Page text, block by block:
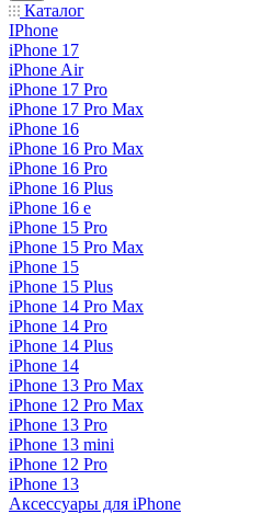
Каталог
IPhone
iPhone 17
iPhone Air
iPhone 17 Pro
iPhone 17 Pro Max
iPhone 16
iPhone 16 Pro Max
iPhone 16 Pro
iPhone 16 Plus
iPhone 16 e
iPhone 15 Pro
iPhone 15 Pro Max
iPhone 15
iPhone 15 Plus
iPhone 14 Pro Max
iPhone 14 Pro
iPhone 14 Plus
iPhone 14
iPhone 13 Pro Max
iPhone 12 Pro Max
iPhone 13 Pro
iPhone 13 mini
iPhone 12 Pro
iPhone 13
Аксессуары для iPhone